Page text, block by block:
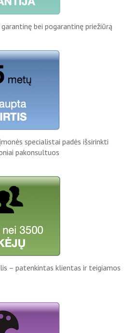
bei pogarantinę priežiūrą
specialistai padės išsirinkti
pakonsultuos
– patenkintas klientas ir teigiamos